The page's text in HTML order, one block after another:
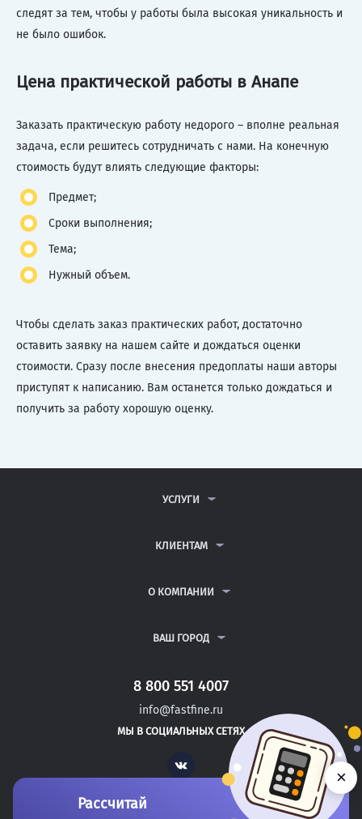
следят за тем, чтобы у работы была высокая уникальность и
не было ошибок.
Цена практической работы в Анапе
Заказать практическую работу недорого – вполне реальная
задача, если решитесь сотрудничать с нами. На конечную
стоимость будут влиять следующие факторы:
Предмет;
Сроки выполнения;
Тема;
Нужный объем.
Чтобы сделать заказ практических работ, достаточно
оставить заявку на нашем сайте и дождаться оценки
стоимости. Сразу после внесения предоплаты наши авторы
приступят к написанию. Вам останется только дождаться и
получить за работу хорошую оценку.
УСЛУГИ
ДИПЛОМНЫЕ РАБОТЫ
РЕФЕРАТЫ
КЛИЕНТАМ
ВОПРОСЫ И ОТВЕТЫ
ПОЛИТИКА КОНФИДЕНЦИАЛЬНОСТИ
О КОМПАНИИ
КОНТАКТЫ
ВАШ ГОРОД
САНКТ-ПЕТЕРБУРГ
УДОМЛЯ
ВОЛГОДОНСК
8 800 551 4007
info@fastfine.ru
МЫ В СОЦИАЛЬНЫХ СЕТЯХ
Vk
Рассчитай
×